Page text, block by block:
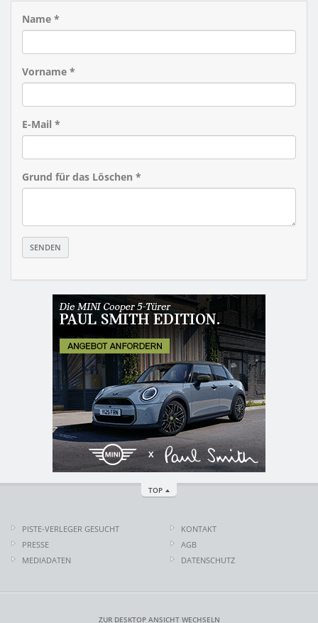
Name *
Vorname *
E-Mail *
Grund für das Löschen *
TOP
PISTE-VERLEGER GESUCHT
PRESSE
MEDIADATEN
KONTAKT
AGB
DATENSCHUTZ
ZUR DESKTOP ANSICHT WECHSELN